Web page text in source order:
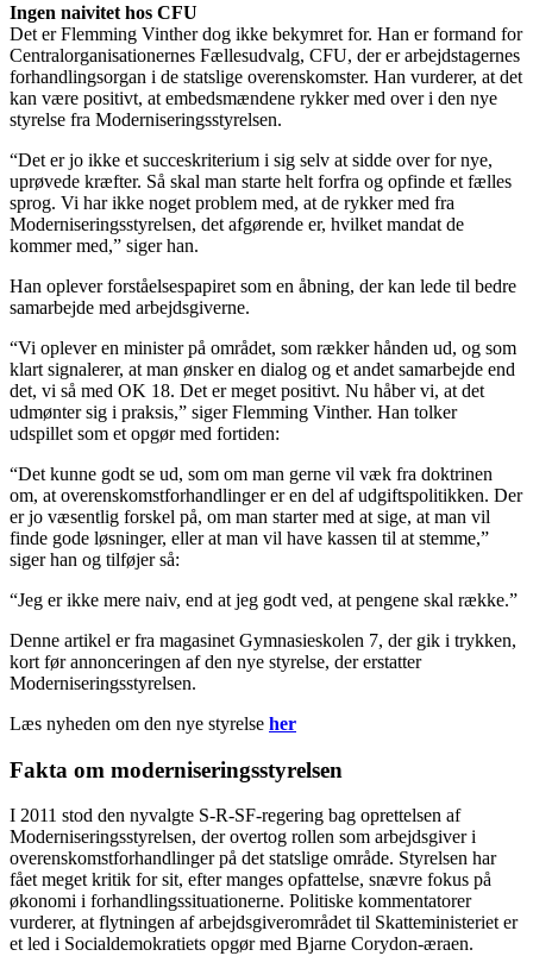
Ingen naivitet hos CFU
Det er Flemming Vinther dog ikke bekymret for. Han er formand for
Centralorganisationernes Fællesudvalg, CFU, der er arbejdstagernes
forhandlingsorgan i de statslige overenskomster. Han vurderer, at det
kan være positivt, at embedsmændene rykker med over i den nye
styrelse fra Moderniseringsstyrelsen.
“Det er jo ikke et succeskriterium i sig selv at sidde over for nye,
uprøvede kræfter. Så skal man starte helt forfra og opfinde et fælles
sprog. Vi har ikke noget problem med, at de rykker med fra
Moderniseringsstyrelsen, det afgørende er, hvilket mandat de
kommer med,” siger han.
Han oplever forståelsespapiret som en åbning, der kan lede til bedre
samarbejde med arbejdsgiverne.
“Vi oplever en minister på området, som rækker hånden ud, og som
klart signalerer, at man ønsker en dialog og et andet samarbejde end
det, vi så med OK 18. Det er meget positivt. Nu håber vi, at det
udmønter sig i praksis,” siger Flemming Vinther. Han tolker
udspillet som et opgør med fortiden:
“Det kunne godt se ud, som om man gerne vil væk fra doktrinen
om, at overenskomstforhandlinger er en del af udgiftspolitikken. Der
er jo væsentlig forskel på, om man starter med at sige, at man vil
finde gode løsninger, eller at man vil have kassen til at stemme,”
siger han og tilføjer så:
“Jeg er ikke mere naiv, end at jeg godt ved, at pengene skal række.”
Denne artikel er fra magasinet Gymnasieskolen 7, der gik i trykken,
kort før annonceringen af den nye styrelse, der erstatter
Moderniseringsstyrelsen.
Læs nyheden om den nye styrelse her
Fakta om moderniseringsstyrelsen
I 2011 stod den nyvalgte S-R-SF-regering bag oprettelsen af
Moderniseringsstyrelsen, der overtog rollen som arbejdsgiver i
overenskomstforhandlinger på det statslige område. Styrelsen har
fået meget kritik for sit, efter manges opfattelse, snævre fokus på
økonomi i forhandlingssituationerne. Politiske kommentatorer
vurderer, at flytningen af arbejdsgiverområdet til Skatteministeriet er
et led i Socialdemokratiets opgør med Bjarne Corydon-æraen.